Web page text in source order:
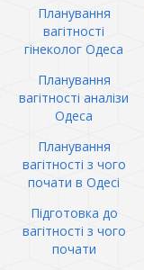
Планування
вагітності
гінеколог Одеса
Планування
вагітності аналізи
Одеса
Планування
вагітності з чого
почати в Одесі
Підготовка до
вагітності з чого
почати